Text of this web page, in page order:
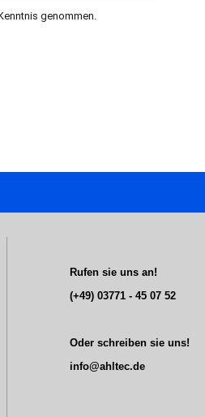
genommen.
Rufen sie uns an!
(+49) 03771 - 45 07 52
Oder schreiben sie uns!
info@ahltec.de